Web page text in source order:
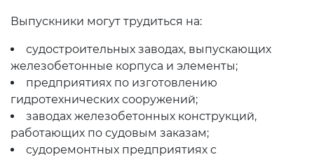
Выпускники могут трудиться на:
судостроительных заводах, выпускающих
железобетонные корпуса и элементы;
предприятиях по изготовлению
гидротехнических сооружений;
заводах железобетонных конструкций,
работающих по судовым заказам;
судоремонтных предприятиях с